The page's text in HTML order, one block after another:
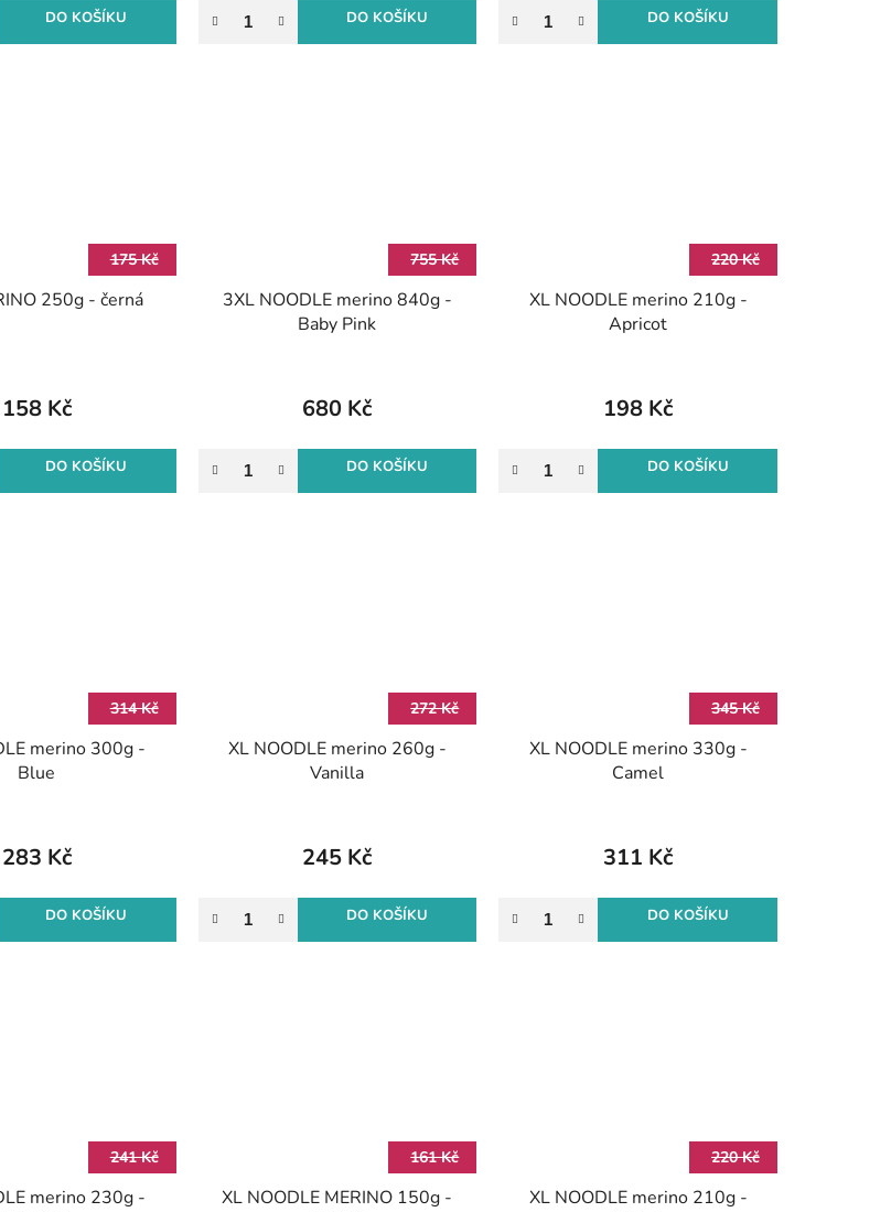
DO KOŠÍKU DO KOŠÍKU DO KOŠÍKU
175 Kč
250g - černá
158 Kč
DO KOŠÍKU
755 Kč
3XL NOODLE merino 840g -
Baby Pink
680 Kč
DO KOŠÍKU
220 Kč
XL NOODLE merino 210g -
Apricot
198 Kč
DO KOŠÍKU
314 Kč
merino 300g -
Blue
283 Kč
DO KOŠÍKU
272 Kč
XL NOODLE merino 260g -
Vanilla
245 Kč
DO KOŠÍKU
345 Kč
XL NOODLE merino 330g -
Camel
311 Kč
DO KOŠÍKU
241 Kč
merino 230g -
161 Kč
XL NOODLE MERINO 150g -
220 Kč
XL NOODLE merino 210g -